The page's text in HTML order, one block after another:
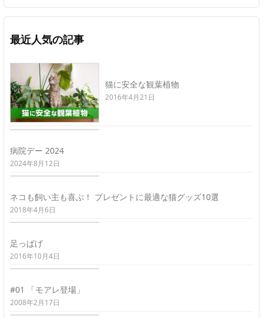
最近人気の記事
猫に安全な観葉植物
2016年4月21日
病院デー 2024
2024年8月12日
ネコも飼い主も喜ぶ！ プレゼントに最適な猫グッズ10選
2018年4月6日
足っぱげ
2016年10月4日
#01 「モアレ登場」
2008年2月17日